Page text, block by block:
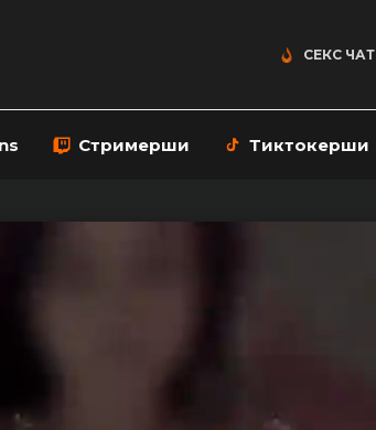
СЕКС ЧАТ
Стримерши Тиктокерши